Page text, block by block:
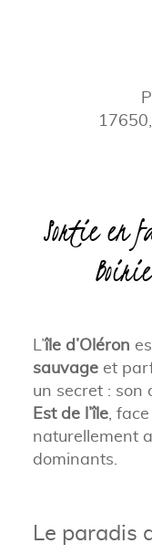
Sortie en
L’île d’Oléron
sauvageet
un secret : son
Est de l’île,
naturellement
dominants.
Le paradis